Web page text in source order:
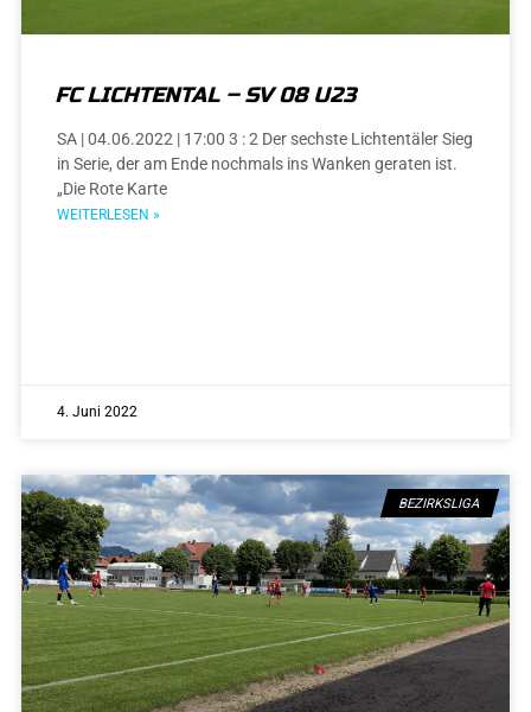
FC LICHTENTAL – SV 08 U23
SA | 04.06.2022 | 17:00 3 : 2 Der sechste Lichtentäler Sieg
in Serie, der am Ende nochmals ins Wanken geraten ist.
„Die Rote Karte
WEITERLESEN »
4. Juni 2022
BEZIRKSLIGA